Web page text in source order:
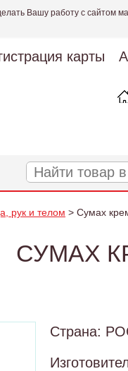
Вашу работу с сайтом
карты
рук и телом > Сумах
СУМАХ
Страна: